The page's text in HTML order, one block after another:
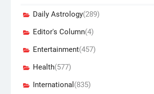
Daily Astrology(289)
Editor's Column(4)
Entertainment(457)
Health(577)
International (835)